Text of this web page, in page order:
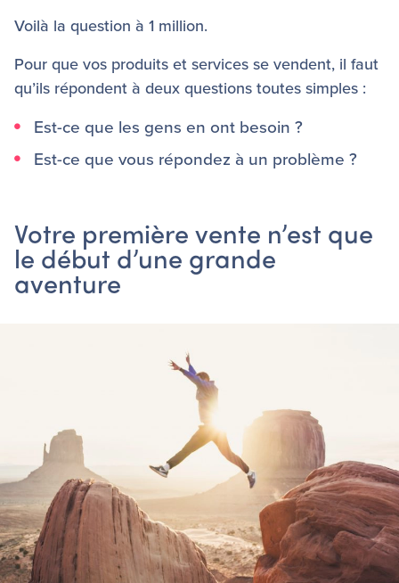
Voilà la question à 1 million.
Pour que vos produits et services se vendent, il faut
qu’ils répondent à deux questions toutes simples :
Est-ce que les gens en ont besoin ?
Est-ce que vous répondez à un problème ?
Votre première vente n’est que
le début d’une grande
aventure